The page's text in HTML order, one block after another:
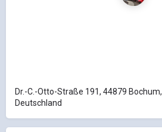
Dr.-C.-Otto-Straße 191, 44879 Bochum,
Deutschland